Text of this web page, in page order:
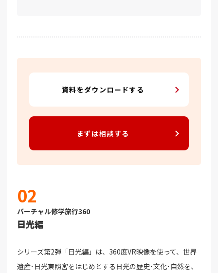
資料をダウンロードする
まずは相談する
02
バーチャル修学旅行360
日光編
シリーズ第2弾「日光編」は、360度VR映像を使って、世界
遺産･日光東照宮をはじめとする日光の歴史･文化･自然を、